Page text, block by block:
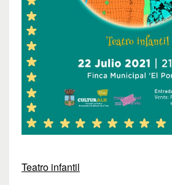
Teatro infantil